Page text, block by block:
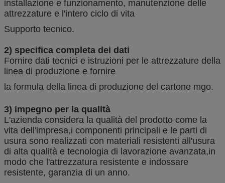
installazione e funzionamento, manutenzione delle
attrezzature e l'intero ciclo di vita
Supporto tecnico.
2) specifica completa dei dati
Fornire dati tecnici e istruzioni per le attrezzature della
linea di produzione e fornire
la formula della linea di produzione del cartone mgo.
3) impegno per la qualità
L'azienda considera la qualità del prodotto come la
vita dell'impresa,i componenti principali e le parti di
usura sono realizzati con materiali resistenti all'usura
di alta qualità e tecnologia di lavorazione avanzata,in
modo che l'attrezzatura resistente e indossare
resistente, garanzia di un anno.